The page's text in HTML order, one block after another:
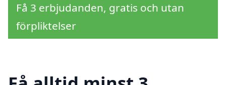
Få 3 erbjudanden, gratis och utan
förpliktelser